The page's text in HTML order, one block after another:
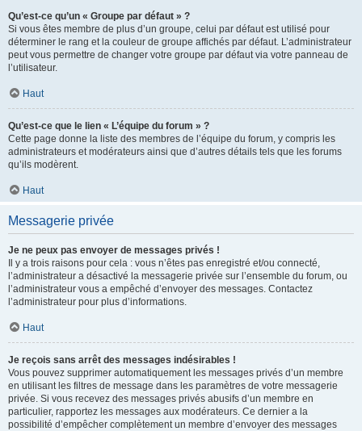
Qu’est-ce qu’un « Groupe par défaut » ?
Si vous êtes membre de plus d’un groupe, celui par défaut est utilisé pour
déterminer le rang et la couleur de groupe affichés par défaut. L’administrateur
peut vous permettre de changer votre groupe par défaut via votre panneau de
l’utilisateur.
Haut
Qu’est-ce que le lien « L’équipe du forum » ?
Cette page donne la liste des membres de l’équipe du forum, y compris les
administrateurs et modérateurs ainsi que d’autres détails tels que les forums
qu’ils modèrent.
Haut
Messagerie privée
Je ne peux pas envoyer de messages privés !
Il y a trois raisons pour cela : vous n’êtes pas enregistré et/ou connecté,
l’administrateur a désactivé la messagerie privée sur l’ensemble du forum, ou
l’administrateur vous a empêché d’envoyer des messages. Contactez
l’administrateur pour plus d’informations.
Haut
Je reçois sans arrêt des messages indésirables !
Vous pouvez supprimer automatiquement les messages privés d’un membre
en utilisant les filtres de message dans les paramètres de votre messagerie
privée. Si vous recevez des messages privés abusifs d’un membre en
particulier, rapportez les messages aux modérateurs. Ce dernier a la
possibilité d’empêcher complètement un membre d’envoyer des messages